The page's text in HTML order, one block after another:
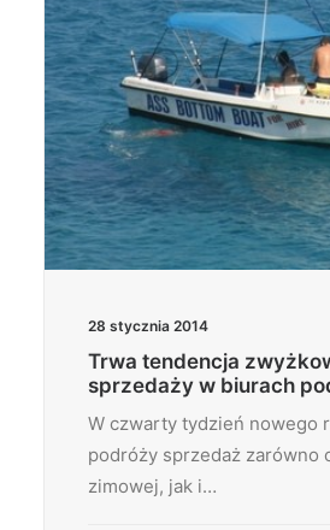
28 stycznia 2014
Trwa tendencja
sprzedaży w biurach
W czwarty tydzień nowego
podróży sprzedaż zarówno
zimowej, jak i…